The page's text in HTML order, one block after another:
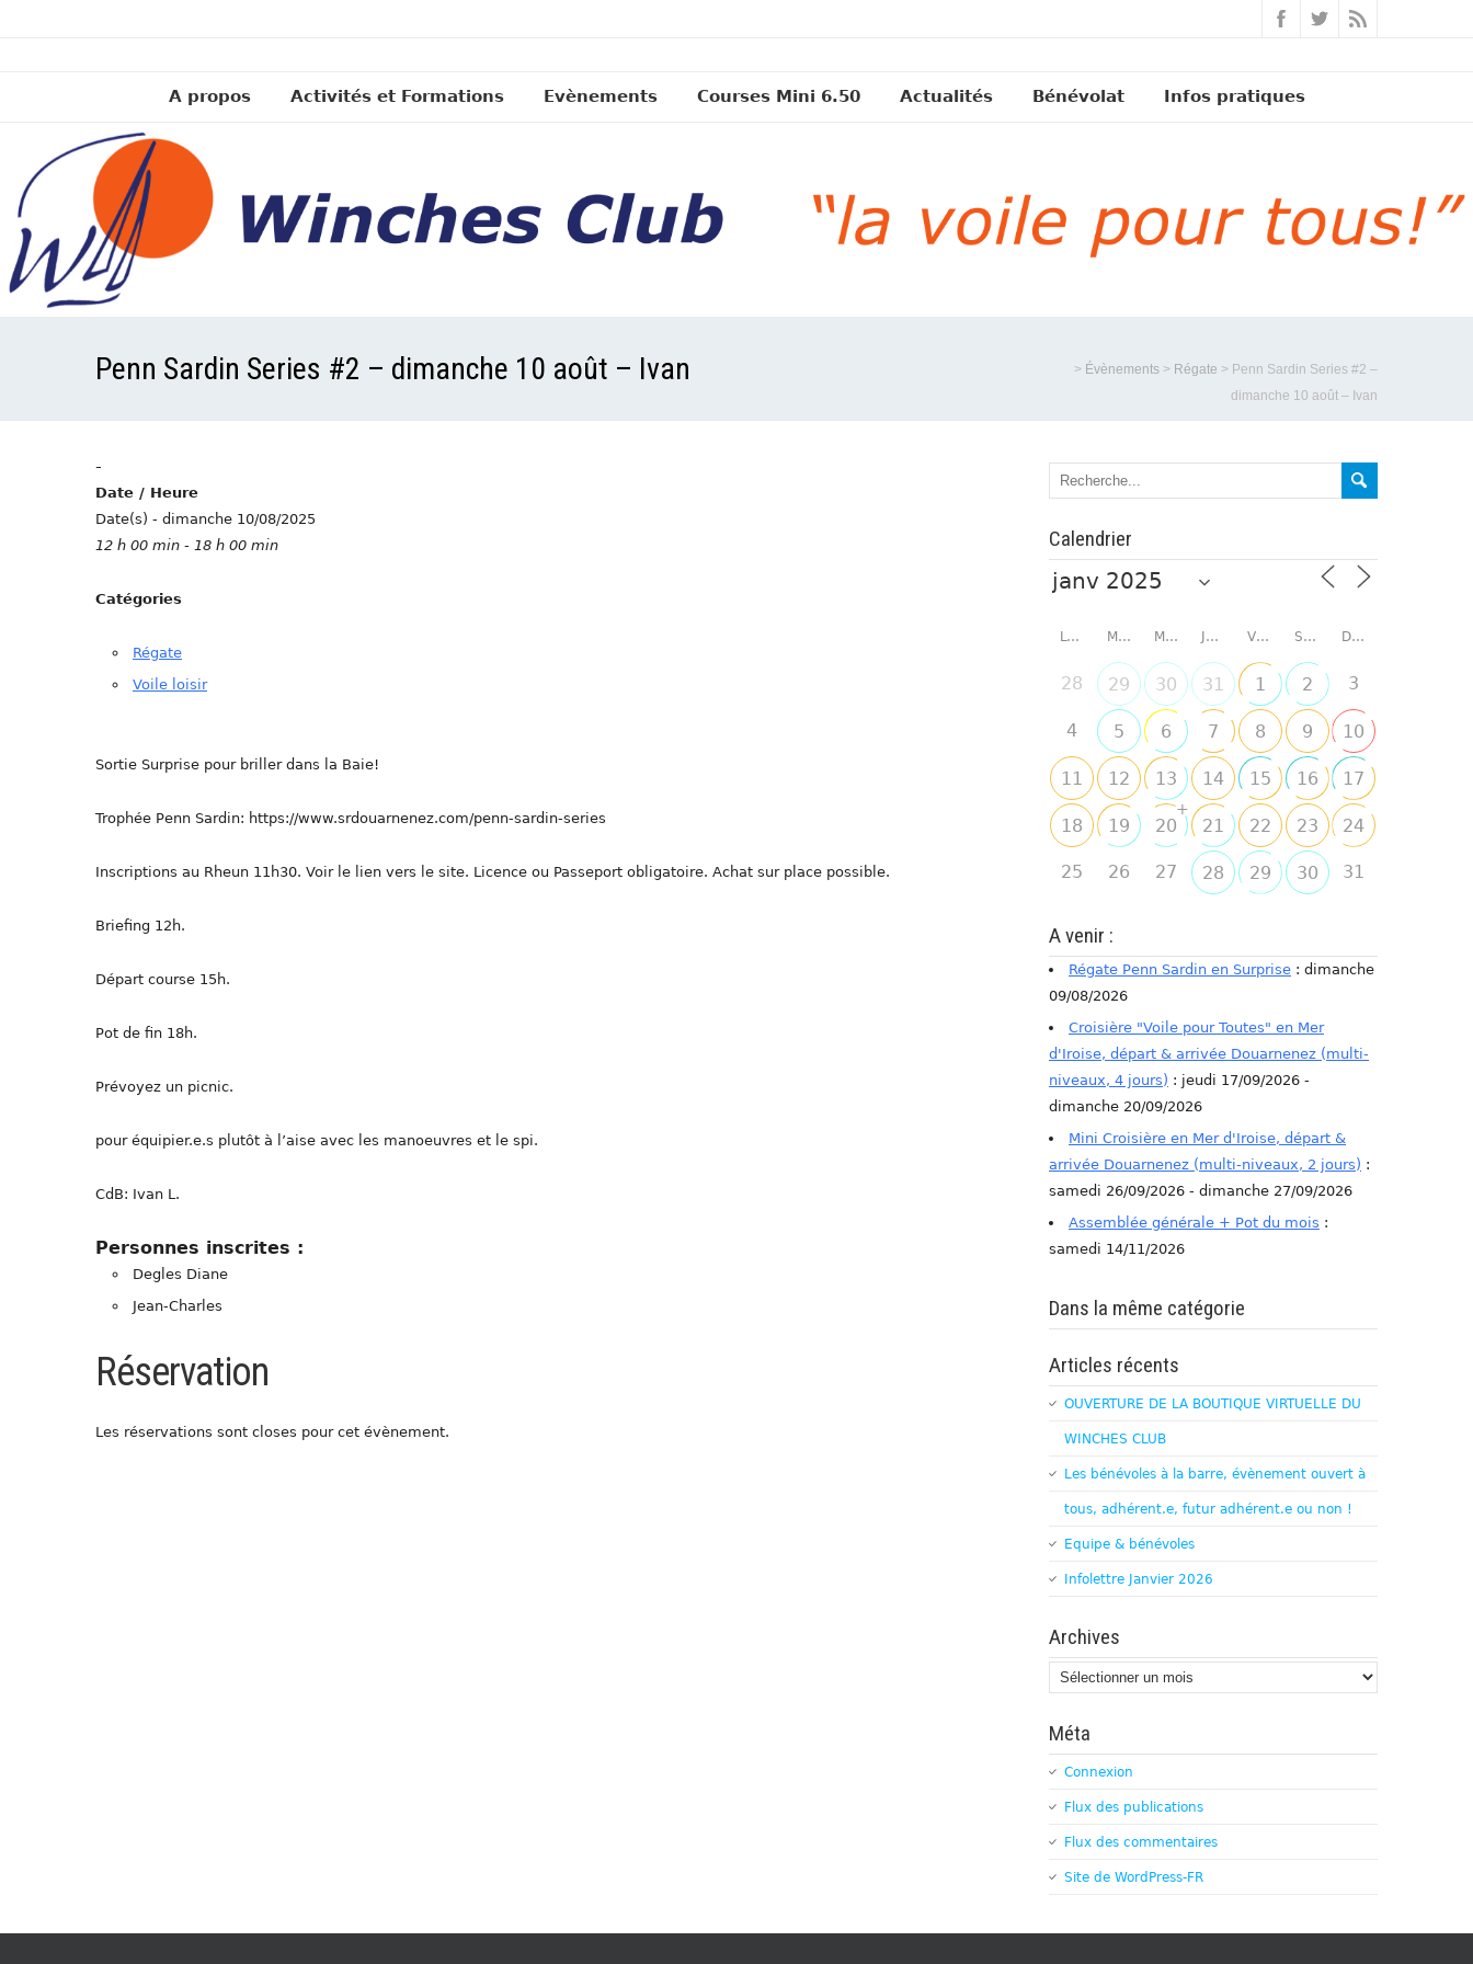
A propos Activités et Formations Evènements Courses Mini 6.50 Actualités Bénévolat Infos pratiques
Penn Sardin Series #2 – dimanche 10 août – Ivan > Évènements > Régate > Penn Sardin Series #2 –
dimanche 10 août – Ivan
-
Date / Heure
Date(s) - dimanche 10/08/2025
12 h 00 min - 18 h 00 min
Catégories
Régate
Voile loisir
Sortie Surprise pour briller dans la Baie!
Trophée Penn Sardin: https://www.srdouarnenez.com/penn-sardin-series
Inscriptions au Rheun 11h30. Voir le lien vers le site. Licence ou Passeport obligatoire. Achat sur place possible.
Briefing 12h.
Départ course 15h.
Pot de fin 18h.
Prévoyez un picnic.
pour équipier.e.s plutôt à l’aise avec les manoeuvres et le spi.
CdB: Ivan L.
Personnes inscrites :
Degles Diane
Jean-Charles
Réservation
Les réservations sont closes pour cet évènement.
Calendrier
LUNDI MARDI MERCREDI JEUDI VENDREDI SAMEDI DIMANCHE
28 29 30 31 1 2 3
4 5 6 7 8 9 10
11 12 13 14 15 16 17
18 19 20
+
21 22 23 24
25 26 27 28 29 30 31
A venir :
Régate Penn Sardin en Surprise : dimanche
09/08/2026
Croisière "Voile pour Toutes" en Mer
d'Iroise, départ & arrivée Douarnenez (multi-
niveaux, 4 jours) : jeudi 17/09/2026 -
dimanche 20/09/2026
Mini Croisière en Mer d'Iroise, départ &
arrivée Douarnenez (multi-niveaux, 2 jours) :
samedi 26/09/2026 - dimanche 27/09/2026
Assemblée générale + Pot du mois :
samedi 14/11/2026
Dans la même catégorie
Articles récents
OUVERTURE DE LA BOUTIQUE VIRTUELLE DU
WINCHES CLUB
Les bénévoles à la barre, évènement ouvert à
tous, adhérent.e, futur adhérent.e ou non !
Equipe & bénévoles
Infolettre Janvier 2026
Archives
Archives
Méta
Connexion
Flux des publications
Flux des commentaires
Site de WordPress-FR